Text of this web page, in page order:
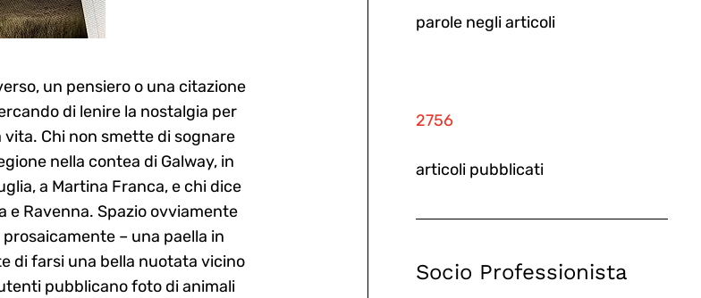
un pensiero o una citazione
di lenire la nostalgia per
Chi non smette di sognare
nella contea di Galway, in
a Martina Franca, e chi dice
e Ravenna. Spazio ovviamente
– una paella in
di farsi una bella nuotata vicino
pubblicano foto di animali
parole negli articoli
2756
articoli pubblicati
Socio Professionista